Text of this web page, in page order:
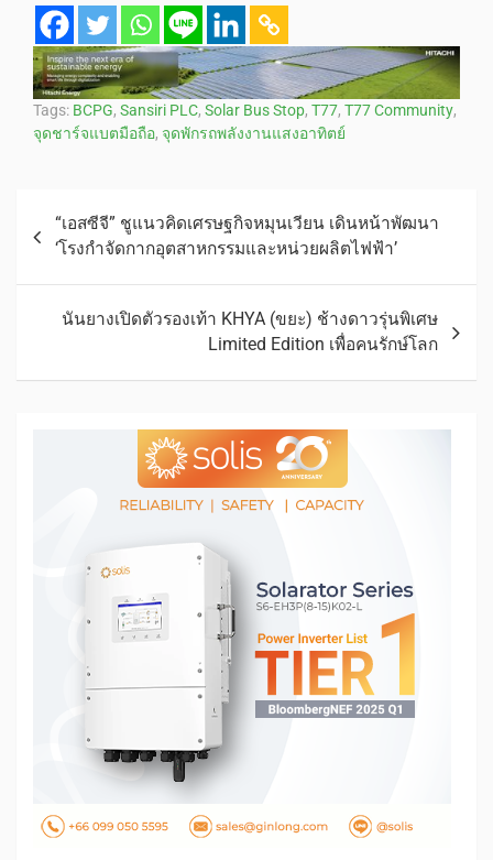
Tags: BCPG, Sansiri PLC, Solar Bus Stop, T77, T77 Community,
จุดชาร์จแบตมือถือ, จุดพักรถพลังงานแสงอาทิตย์
“เอสซีจี” ชูแนวคิดเศรษฐกิจหมุนเวียน เดินหน้าพัฒนา
‘โรงกำจัดกากอุตสาหกรรมและหน่วยผลิตไฟฟ้า’
นันยางเปิดตัวรองเท้า KHYA (ขยะ) ช้างดาวรุ่นพิเศษ
Limited Edition เพื่อคนรักษ์โลก